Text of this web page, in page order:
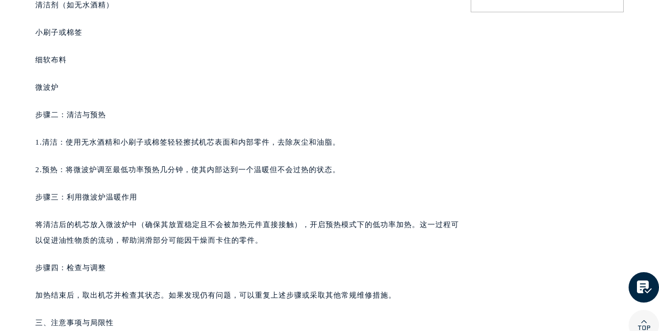
清洁剂（如无水酒精）
小刷子或棉签
细软布料
微波炉
步骤二：清洁与预热
1.清洁：使用无水酒精和小刷子或棉签轻轻擦拭机芯表面和内部零件，去除灰尘和油脂。
2.预热：将微波炉调至最低功率预热几分钟，使其内部达到一个温暖但不会过热的状态。
步骤三：利用微波炉温暖作用
将清洁后的机芯放入微波炉中（确保其放置稳定且不会被加热元件直接接触），开启预热模式下的低功率加热。这一过程可
以促进油性物质的流动，帮助润滑部分可能因干燥而卡住的零件。
步骤四：检查与调整
加热结束后，取出机芯并检查其状态。如果发现仍有问题，可以重复上述步骤或采取其他常规维修措施。
三、注意事项与局限性

